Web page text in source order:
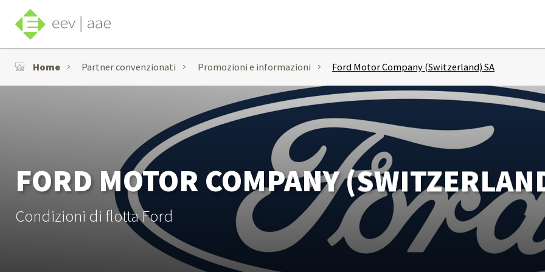
Home Partner convenzionati Promozioni e informazioni Ford Motor Company (Switzerland) SA
FORD MOTOR COMPANY
Condizioni di flotta Ford